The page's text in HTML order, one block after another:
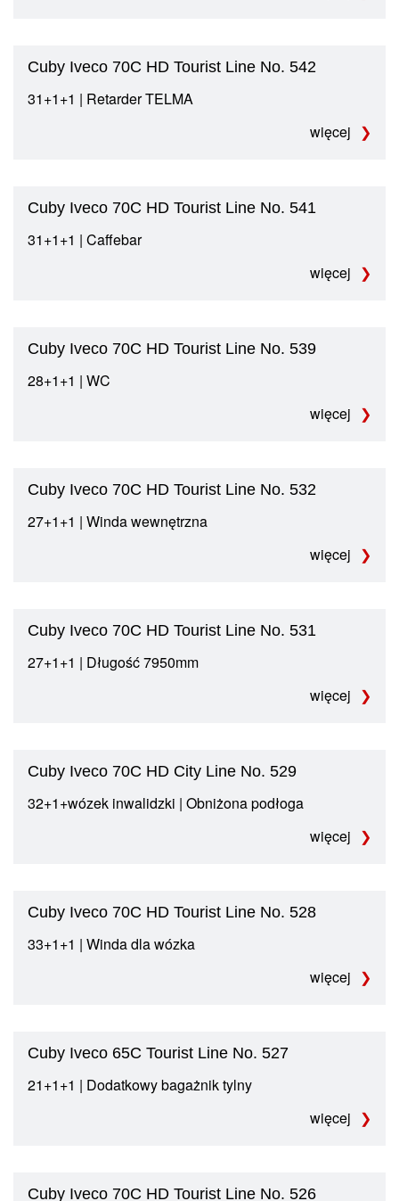
Cuby Iveco 70C HD Tourist Line No. 542
31+1+1 | Retarder TELMA
więcej
Cuby Iveco 70C HD Tourist Line No. 541
31+1+1 | Caffebar
więcej
Cuby Iveco 70C HD Tourist Line No. 539
28+1+1 | WC
więcej
Cuby Iveco 70C HD Tourist Line No. 532
27+1+1 | Winda wewnętrzna
więcej
Cuby Iveco 70C HD Tourist Line No. 531
27+1+1 | Długość 7950mm
więcej
Cuby Iveco 70C HD City Line No. 529
32+1+wózek inwalidzki | Obniżona podłoga
więcej
Cuby Iveco 70C HD Tourist Line No. 528
33+1+1 | Winda dla wózka
więcej
Cuby Iveco 65C Tourist Line No. 527
21+1+1 | Dodatkowy bagażnik tylny
więcej
Cuby Iveco 70C HD Tourist Line No. 526